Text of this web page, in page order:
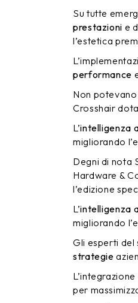
Su tutte
prestazioni e
l’estetica
performance
Non
Crosshair
L’intelligenza
migliorando
Degni di nota
Hardware &
l’edizione
L’intelligenza
migliorando
Gli esperti
strategie
per